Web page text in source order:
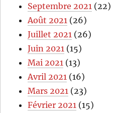
Septembre 2021 (22)
Août 2021 (26)
Juillet 2021 (26)
Juin 2021 (15)
Mai 2021 (13)
Avril 2021 (16)
Mars 2021 (23)
Février 2021 (15)